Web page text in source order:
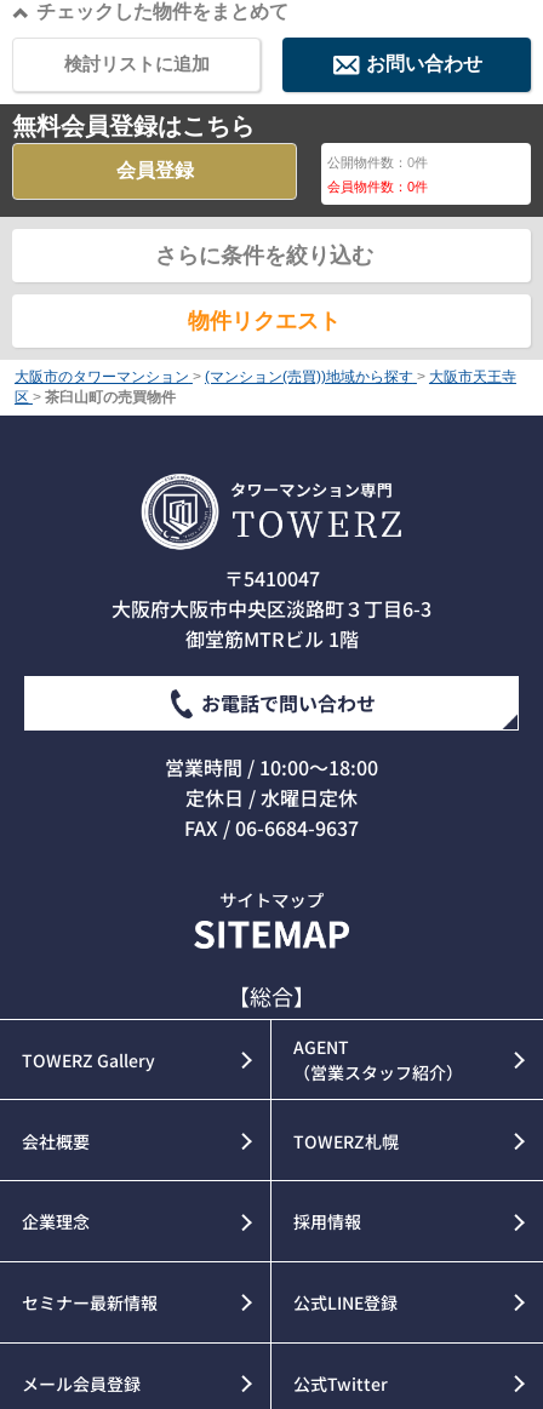
チェックした物件をまとめて
お問い合わせ
検討リストに追加
無料会員登録はこちら
会員登録 公開物件数：0件
会員物件数：0件
さらに条件を絞り込む
物件リクエスト
大阪市のタワーマンション > (マンション(売買))地域から探す > 大阪市天王寺
区 > 茶臼山町の売買物件
〒5410047
大阪府大阪市中央区淡路町３丁目6-3
御堂筋MTRビル 1階
お電話で問い合わせ
営業時間 / 10:00～18:00
定休日 / 水曜日定休
FAX / 06-6684-9637
【総合】
TOWERZ Gallery
AGENT
（営業スタッフ紹介）
会社概要 TOWERZ札幌
企業理念 採用情報
セミナー最新情報 公式LINE登録
メール会員登録 公式Twitter